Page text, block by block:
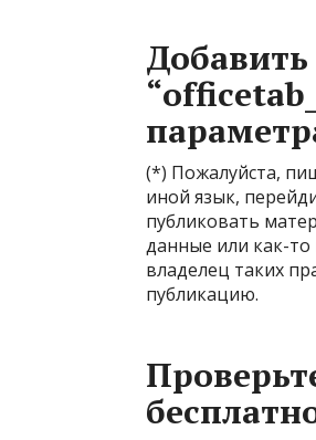
(*) Пожалуйста,
иной язык,
публиковать
данные или как-
владелец таких
публикацию.